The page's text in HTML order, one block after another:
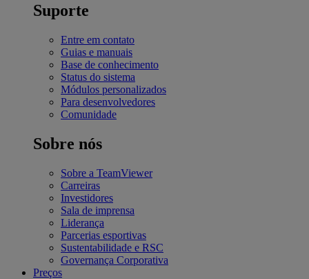
Suporte
Entre em contato
Guias e manuais
Base de conhecimento
Status do sistema
Módulos personalizados
Para desenvolvedores
Comunidade
Sobre nós
Sobre a TeamViewer
Carreiras
Investidores
Sala de imprensa
Liderança
Parcerias esportivas
Sustentabilidade e RSC
Governança Corporativa
Preços